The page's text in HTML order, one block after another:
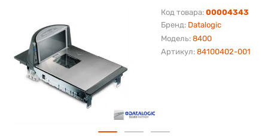
Бренд: Datalogic
Модель: 8400
Код товара: 00004343
Артикул: 84100402-001